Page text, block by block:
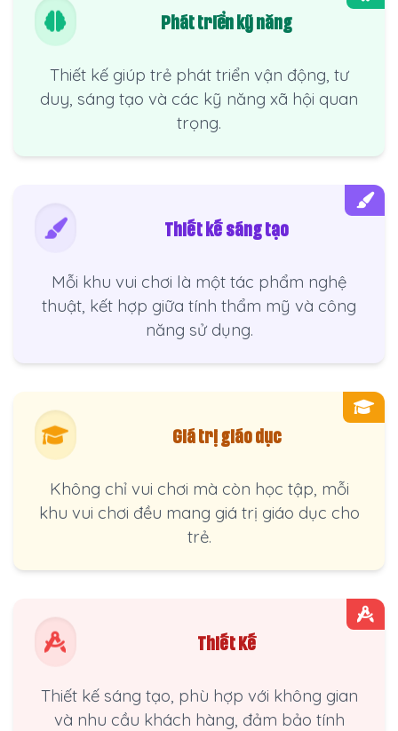
Phát triển kỹ năng
Thiết kế giúp trẻ phát triển vận động, tư
duy, sáng tạo và các kỹ năng xã hội quan
trọng.
Thiết kế sáng tạo
Mỗi khu vui chơi là một tác phẩm nghệ
thuật, kết hợp giữa tính thẩm mỹ và công
năng sử dụng.
Giá trị giáo dục
Không chỉ vui chơi mà còn học tập, mỗi
khu vui chơi đều mang giá trị giáo dục cho
trẻ.
Thiết Kế
Thiết kế sáng tạo, phù hợp với không gian
và nhu cầu khách hàng, đảm bảo tính